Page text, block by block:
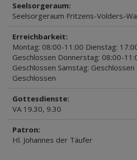
Seelsorgeraum:
Seelsorgeraum Fritzens-Volders-
Erreichbarkeit:
Montag: 08:00-11:00 Dienstag:
Geschlossen Donnerstag: 08:00-
Geschlossen Samstag: Geschlossen
Geschlossen
Gottesdienste:
VA 19.30, 9.30
Patron:
Hl. Johannes der Täufer